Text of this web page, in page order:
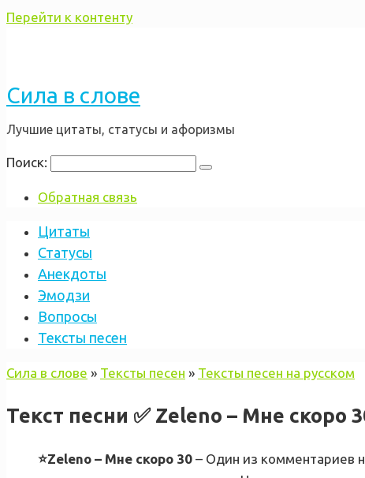
Перейти к контенту
Сила в слове
Лучшие цитаты, статусы и афоризмы
Поиск:
Обратная связь
Цитаты
Статусы
Анекдоты
Эмодзи
Вопросы
Тексты песен
Сила в слове » Тексты песен » Тексты песен на русском
Текст песни ✅ Zeleno – Мне скоро
⭐Zeleno – Мне скоро 30 – Один из комментариев